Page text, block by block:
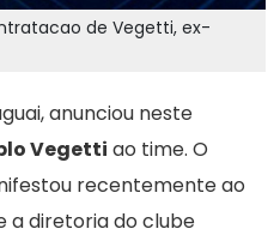
de Vegetti, ex-
anunciou neste
Vegetti ao time. O
recentemente ao
a diretoria do clube